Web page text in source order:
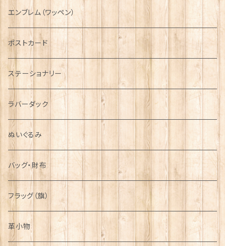
国旗＆紋章
音楽＆楽器
運動＆人物
シンボル
AIRFORCE
ARMY
エンブレム（ワッペン）
ポストカード
ステーショナリー
ラバーダック
ぬいぐるみ
バッグ・財布
フラッグ（旗）
革小物